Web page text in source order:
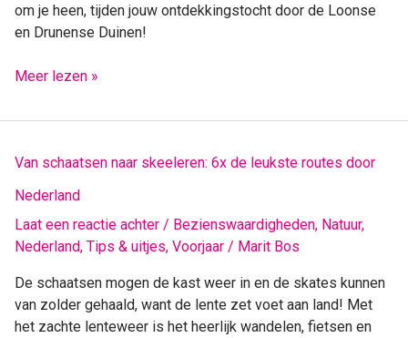
om je heen, tijden jouw ontdekkingstocht door de Loonse
en Drunense Duinen!
Meer lezen »
Van schaatsen naar skeeleren: 6x de leukste routes door
Nederland
Laat een reactie achter / Bezienswaardigheden, Natuur,
Nederland, Tips & uitjes, Voorjaar / Marit Bos
De schaatsen mogen de kast weer in en de skates kunnen
van zolder gehaald, want de lente zet voet aan land! Met
het zachte lenteweer is het heerlijk wandelen, fietsen en
Van
naar
skeeleren:
6x
leukste
routes
door